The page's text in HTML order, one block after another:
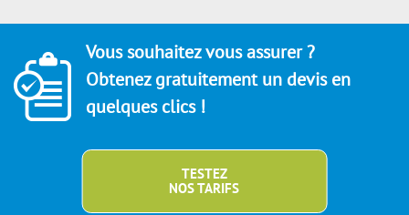
Vous souhaitez vous assurer ?
Obtenez gratuitement un devis en
quelques clics !
TESTEZ
NOS TARIFS